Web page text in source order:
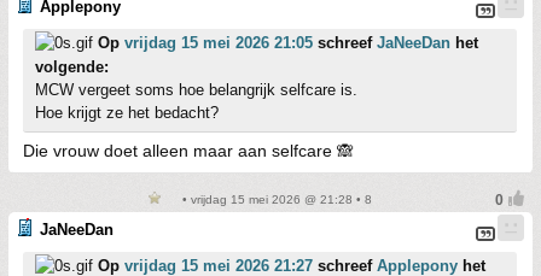
Applepony
Op vrijdag 15 mei 2026 21:05 schreef JaNeeDan het
volgende:
MCW vergeet soms hoe belangrijk selfcare is.
Hoe krijgt ze het bedacht?
Die vrouw doet alleen maar aan selfcare 🙈
• vrijdag 15 mei 2026 @ 21:28 • 8
JaNeeDan
Op vrijdag 15 mei 2026 21:27 schreef Applepony het